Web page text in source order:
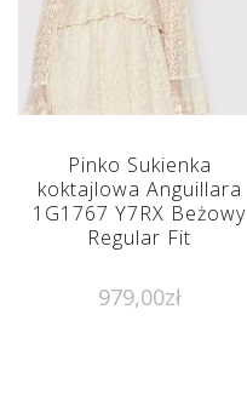
Pinko Sukienka
koktajlowa Anguillara
1G1767 Y7RX Beżowy
Regular Fit
979,00zł